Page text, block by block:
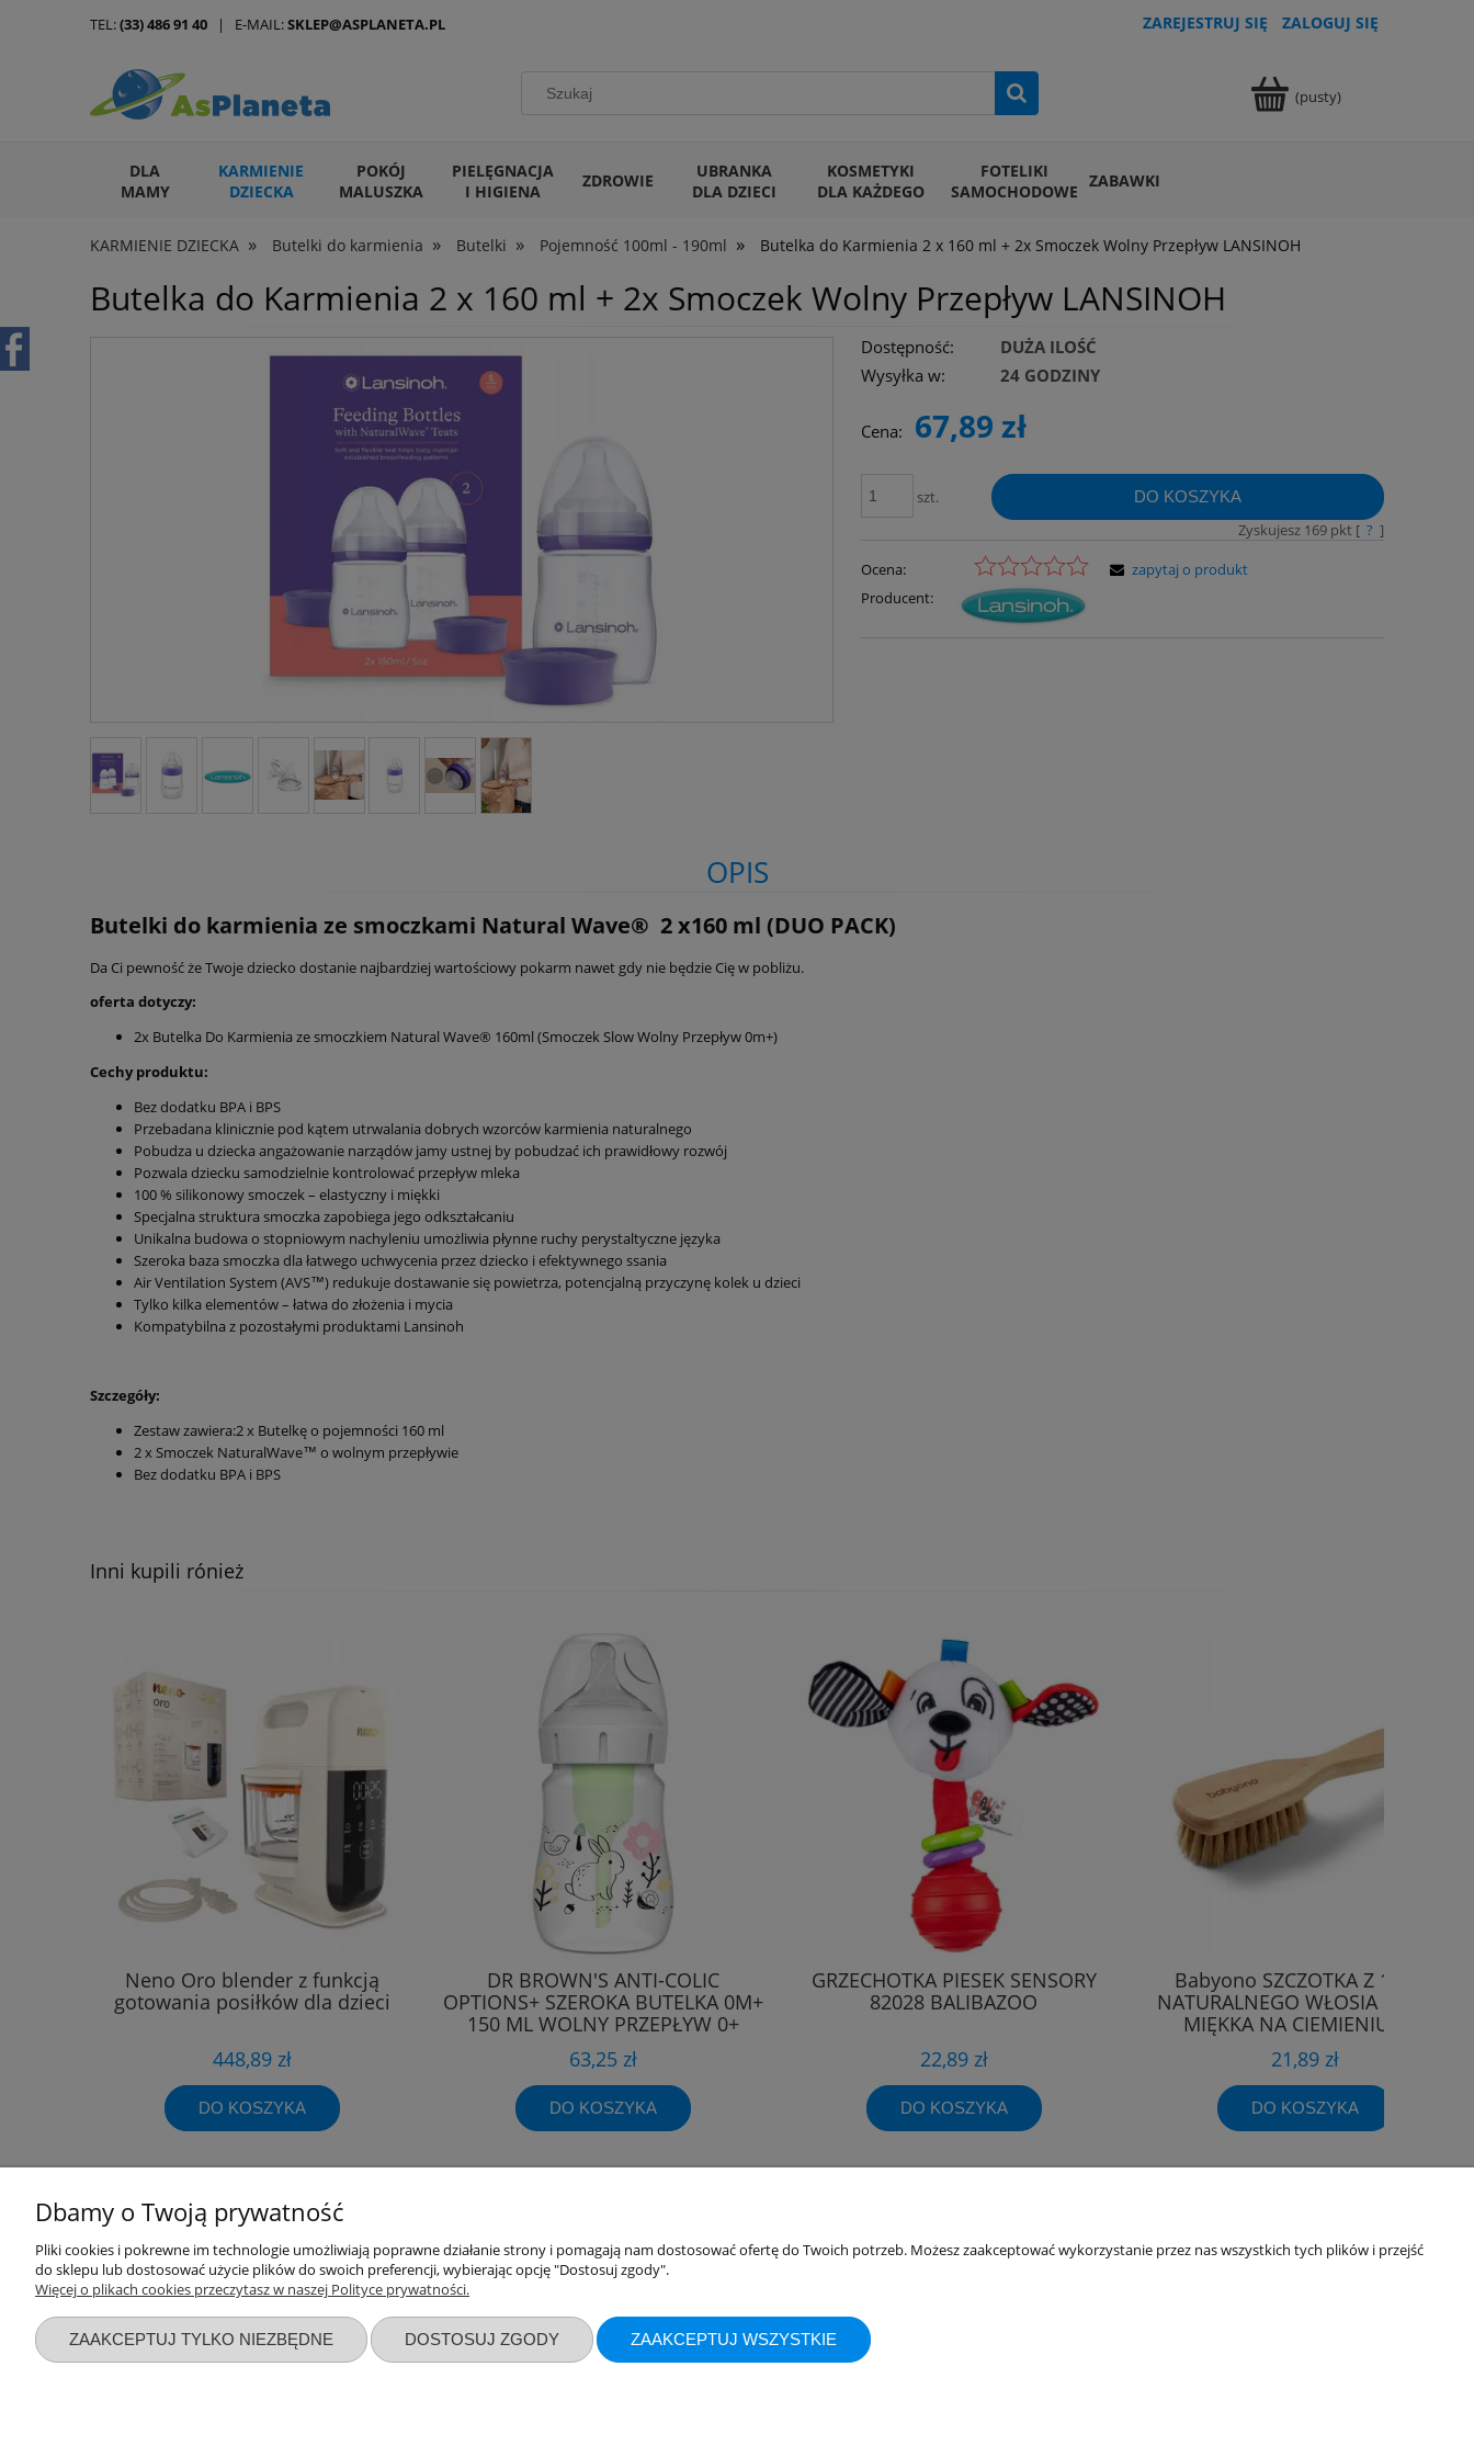
ZAREJESTRUJ SIĘ ZALOGUJ SIĘ
(pusty)
DLA
MAMY
KARMIENIE
DZIECKA
POKÓJ
MALUSZKA
PIELĘGNACJA
I HIGIENA
ZDROWIE
UBRANKA
DLA DZIECI
KOSMETYKI
DLA KAŻDEGO
FOTELIKI
SAMOCHODOWE ZABAWKI
ARTYKUŁY DLA ZWIERZĄT
KARMIENIE DZIECKA » Butelki do karmienia » Butelki » Pojemność 100ml - 190ml » Butelka do Karmienia 2 x 160 ml + 2x Smoczek Wolny Przepływ LANSINOH
TEL:(33) 486 91 40 | E-MAIL:SKLEP@ASPLANETA.PL
Butelka do Karmienia 2 x 160 ml + 2x Smoczek Wolny Przepływ LANSINOH
Dostępność:
DUŻA ILOŚĆ
Wysyłka w:
24 GODZINY
Cena: 67,89 zł
szt. DO KOSZYKA
Zyskujesz 169pkt [ ? ]
Ocena:
Producent:
zapytaj o produkt
OPIS
Butelki do karmienia ze smoczkami Natural Wave® 2 x160 ml (DUO PACK)
Da Ci pewność że Twoje dziecko dostanie najbardziej wartościowy pokarm nawet gdy nie będzie Cię w pobliżu.
oferta dotyczy:
2x Butelka Do Karmienia ze smoczkiem Natural Wave® 160ml (Smoczek Slow Wolny Przepływ 0m+)
Cechy produktu:
Bez dodatku BPA i BPS
Przebadana klinicznie pod kątem utrwalania dobrych wzorców karmienia naturalnego
Pobudza u dziecka angażowanie narządów jamy ustnej by pobudzać ich prawidłowy rozwój
Pozwala dziecku samodzielnie kontrolować przepływ mleka
100 % silikonowy smoczek – elastyczny i miękki
Specjalna struktura smoczka zapobiega jego odkształcaniu
Unikalna budowa o stopniowym nachyleniu umożliwia płynne ruchy perystaltyczne języka
Szeroka baza smoczka dla łatwego uchwycenia przez dziecko i efektywnego ssania
Air Ventilation System (AVS™) redukuje dostawanie się powietrza, potencjalną przyczynę kolek u dzieci
Tylko kilka elementów – łatwa do złożenia i mycia
Kompatybilna z pozostałymi produktami Lansinoh
Szczegóły:
Zestaw zawiera:2 x Butelkę o pojemności 160 ml
2 x Smoczek NaturalWave™ o wolnym przepływie
Bez dodatku BPA i BPS
Inni kupili rónież
Neno Oro blender z funkcją
gotowania posiłków dla dzieci
448,89 zł
DO KOSZYKA
DR BROWN'S ANTI-COLIC
OPTIONS+ SZEROKA BUTELKA 0M+
150 ML WOLNY PRZEPŁYW 0+
63,25 zł
DO KOSZYKA
GRZECHOTKA PIESEK SENSORY
82028 BALIBAZOO
22,89 zł
DO KOSZYKA
Babyono SZCZOTKA Z 100 %
NATURALNEGO WŁOSIA ŚRENIO
MIĘKKA NA CIEMIENIUCHE
21,89 zł
DO KOSZYKA
Przydatne linki
Nowości
Promocje
Wyprawka dla noworodka
Warunki zakupów
Regulaminy
Zwroty i reklamacje
Polityka prywatności
Moje konto
Ustawienia konta
Przechowalnia
Informacje o sklepie
Dbamy o Twoją prywatność
Pliki cookies i pokrewne im technologie umożliwiają poprawne działanie strony i pomagają nam dostosować ofertę do Twoich potrzeb. Możesz zaakceptować wykorzystanie przez nas wszystkich tych plików i przejść
do sklepu lub dostosować użycie plików do swoich preferencji, wybierając opcję "Dostosuj zgody".
Więcej o plikach cookies przeczytasz w naszej Polityce prywatności.
ZAAKCEPTUJ TYLKO NIEZBĘDNE DOSTOSUJ ZGODY ZAAKCEPTUJ WSZYSTKIE